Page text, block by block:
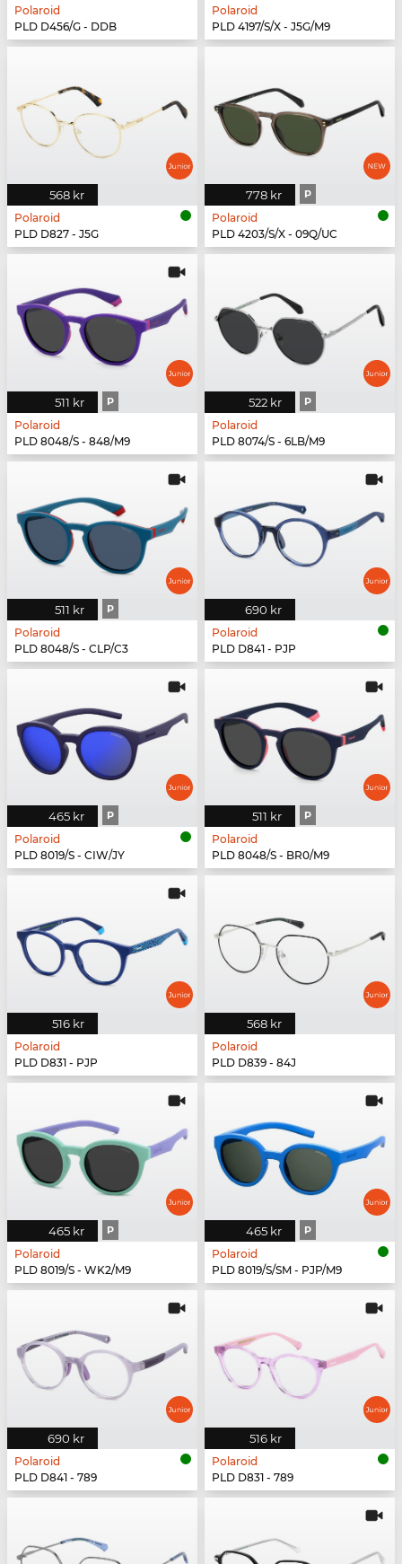
Polaroid
PLD D456/G - DDB
Polaroid
PLD 4197/S/X - J5G/M9
568 kr
Polaroid
PLD D827 - J5G
778 kr P
Polaroid
PLD 4203/S/X - 09Q/UC
511 kr P
Polaroid
PLD 8048/S - 848/M9
522 kr P
Polaroid
PLD 8074/S - 6LB/M9
511 kr P
Polaroid
PLD 8048/S - CLP/C3
690 kr
Polaroid
PLD D841 - PJP
465 kr P
Polaroid
PLD 8019/S - CIW/JY
511 kr P
Polaroid
PLD 8048/S - BR0/M9
516 kr
Polaroid
PLD D831 - PJP
568 kr
Polaroid
PLD D839 - 84J
465 kr P
Polaroid
PLD 8019/S - WK2/M9
465 kr P
Polaroid
PLD 8019/S/SM - PJP/M9
690 kr
Polaroid
PLD D841 - 789
516 kr
Polaroid
PLD D831 - 789